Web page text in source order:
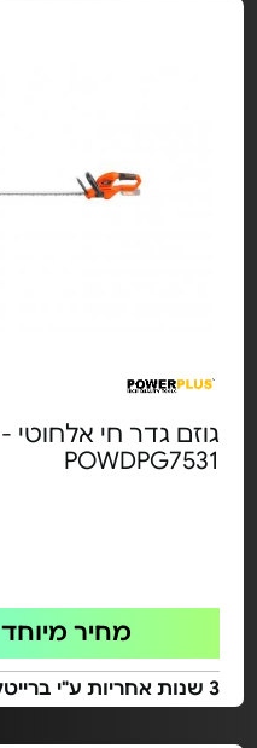
POWDPG7531
מחיר מיוחד
3 שנות אחריות ע"י ברייטקום בע"מ